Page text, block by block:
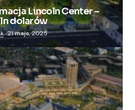
Lincoln Center –
dolarów
21 maja, 2025